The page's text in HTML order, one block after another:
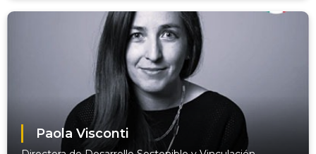
Paola Visconti